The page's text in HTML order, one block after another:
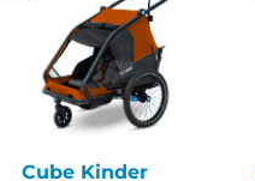
Cube Kinder